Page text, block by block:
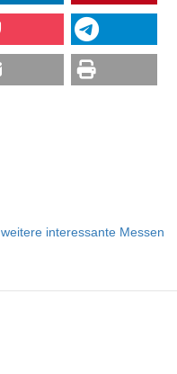
weitere interessante Messen